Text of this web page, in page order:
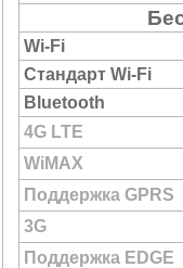
Wi-Fi
Стандарт Wi-Fi
Bluetooth
4G LTE
WiMAX
Поддержка GPRS
3G
Поддержка EDGE